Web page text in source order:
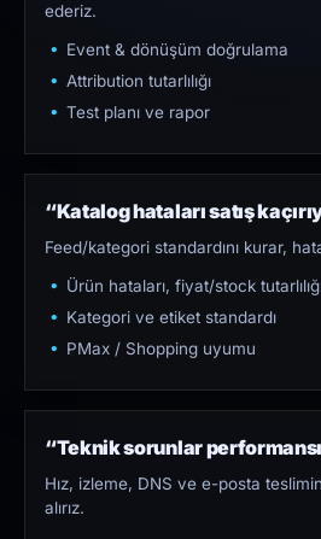
ederiz.
Event & dönüşüm doğrulama
Attribution tutarlılığı
Test planı ve rapor
“Katalog hataları satış
Feed/kategori standardını kurar,
Ürün hataları, fiyat/stock
Kategori ve etiket standardı
PMax / Shopping uyumu
“Teknik sorunlar
Hız, izleme, DNS ve e-posta
alırız.